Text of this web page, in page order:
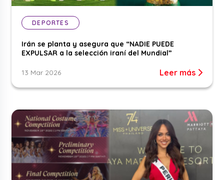
DEPORTES
Irán se planta y asegura que “NADIE PUEDE
EXPULSAR a la selección iraní del Mundial”
13 Mar 2026 Leer más